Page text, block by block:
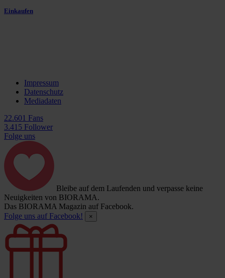
Einkaufen
Impressum
Datenschutz
Mediadaten
22.601 Fans
3.415 Follower
Folge uns
Bleibe auf dem Laufenden und verpasse keine
Neuigkeiten von BIORAMA.
Das BIORAMA Magazin auf Facebook.
Folge uns auf Facebook!
×